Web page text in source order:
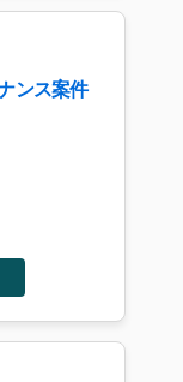
ンス案件